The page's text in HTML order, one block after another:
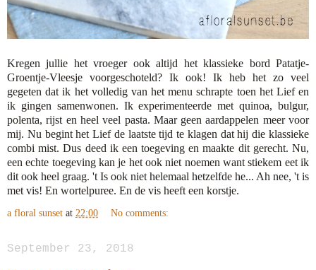
Kregen jullie het vroeger ook altijd het klassieke bord Patatje-
Groentje-Vleesje voorgeschoteld? Ik ook! Ik heb het zo veel
gegeten dat ik het volledig van het menu schrapte toen het Lief en
ik gingen samenwonen. Ik experimenteerde met quinoa, bulgur,
polenta, rijst en heel veel pasta. Maar geen aardappelen meer voor
mij. Nu begint het Lief de laatste tijd te klagen dat hij die klassieke
combi mist. Dus deed ik een toegeving en maakte dit gerecht. Nu,
een echte toegeving kan je het ook niet noemen want stiekem eet ik
dit ook heel graag. 't Is ook niet helemaal hetzelfde he... Ah nee, 't is
met vis! En wortelpuree. En de vis heeft een korstje.
a floral sunset at 22:00 No comments:
September 23, 2018